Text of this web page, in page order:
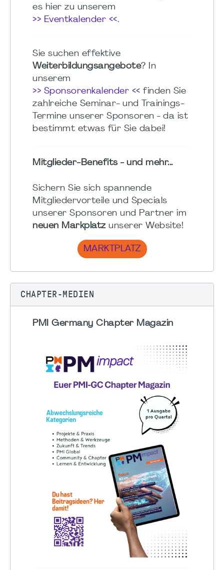
es hier zu unserem
>> Eventkalender <<.
Sie suchen effektive
Weiterbildungsangebote? In
unserem
>> Sponsorenkalender << finden Sie
zahlreiche Seminar- und Trainings-
Termine unserer Sponsoren - da ist
bestimmt etwas für Sie dabei!
Mitglieder-Benefits - und mehr...
Sichern Sie sich spannende
Mitgliedervorteile und Specials
unserer Sponsoren und Partner im
neuen Markplatzunserer Website!
MARKTPLATZ
CHAPTER-MEDIEN
PMI Germany Chapter Magazin